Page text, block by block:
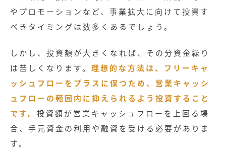
やプロモーションなど、事業拡大に向けて投資す
べきタイミングは数多くあるでしょう。
しかし、投資額が大きくなれば、その分資金繰り
は苦しくなります。 理想的な方法は、フリーキャ
ッシュフローをプラスに保つため、営業キャッシ
ュフローの範囲内に抑えられるよう投資すること
です。 投資額が営業キャッシュフローを上回る場
合、手元資金の利用や融資を受ける必要がありま
す。